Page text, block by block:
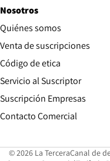
Nosotros
Quiénes somos
Venta de suscripciones
Código de etica Opens in
Servicio al Suscriptor
Suscripción Empresas
Contacto ComercialOpens
© 2026 La TerceraCanal de